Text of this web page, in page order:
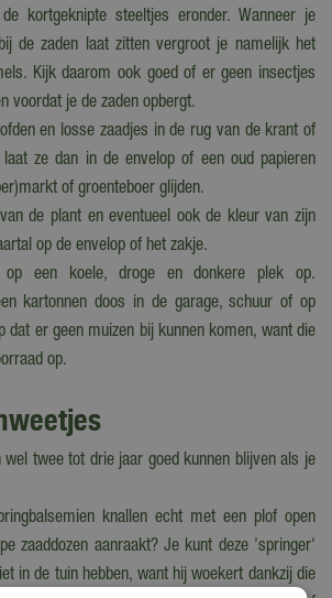
kortgeknipte steeltjes eronder. Wanneer je
de zaden laat zitten vergroot je namelijk het
Kijk daarom ook goed of er geen insectjes
voordat je de zaden opbergt.
en losse zaadjes in de rug van de krant of
ze dan in de envelop of een oud papieren
of groenteboer glijden.
de plant en eventueel ook de kleur van zijn
op de envelop of het zakje.
op een koele, droge en donkere plek op.
kartonnen doos in de garage, schuur of op
dat er geen muizen bij kunnen komen, want die
op.
wel twee tot drie jaar goed kunnen blijven als je
knallen echt met een plof open
zaaddozen aanraakt? Je kunt deze 'springer'
in de tuin hebben, want hij woekert dankzij die